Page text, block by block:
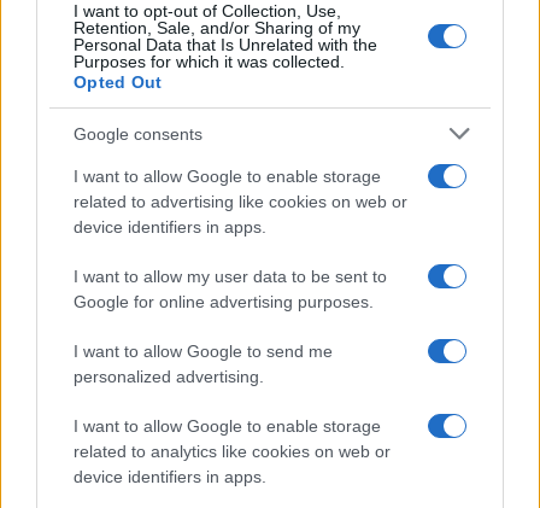
I want to opt-out of Collection, Use,
Retention, Sale, and/or Sharing of my
Personal Data that Is Unrelated with the
Purposes for which it was collected.
Opted Out
Google consents
I want to allow Google to enable storage
related to advertising like cookies on web or
device identifiers in apps.
I want to allow my user data to be sent to
Google for online advertising purposes.
I want to allow Google to send me
personalized advertising.
I want to allow Google to enable storage
related to analytics like cookies on web or
device identifiers in apps.